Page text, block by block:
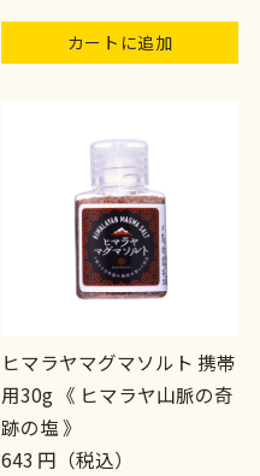
カートに追加
ヒマラヤマグマソルト 携帯
用30g 《 ヒマラヤ山脈の奇
跡の塩 》
643 円（税込）